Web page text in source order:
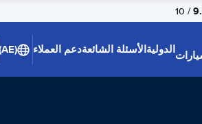
/ 10
الدوليةالأسئلة الشائعةدعم العملاء (AE)